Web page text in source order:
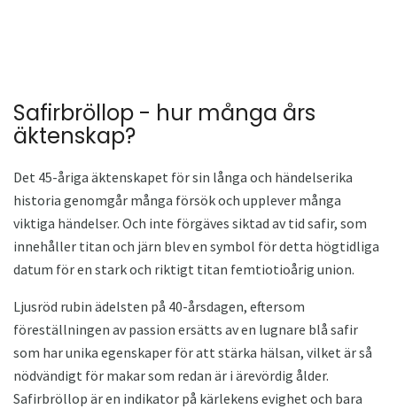
Safirbröllop - hur många års
äktenskap?
Det 45-åriga äktenskapet för sin långa och händelserika
historia genomgår många försök och upplever många
viktiga händelser. Och inte förgäves siktad av tid safir, som
innehåller titan och järn blev en symbol för detta högtidliga
datum för en stark och riktigt titan femtiotioårig union.
Ljusröd rubin ädelsten på 40-årsdagen, eftersom
föreställningen av passion ersätts av en lugnare blå safir
som har unika egenskaper för att stärka hälsan, vilket är så
nödvändigt för makar som redan är i ärevördig ålder.
Safirbröllop är en indikator på kärlekens evighet och bara